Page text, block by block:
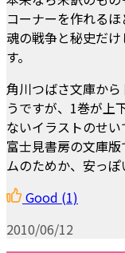
コーナーを作れる
魂の戦争と秘史だ
す。
角川つばさ文庫か
うですが、1巻が上
ないイラストのせい
富士見書房の文庫
ムのためか、安っぽ
Good (1)
2010/06/12